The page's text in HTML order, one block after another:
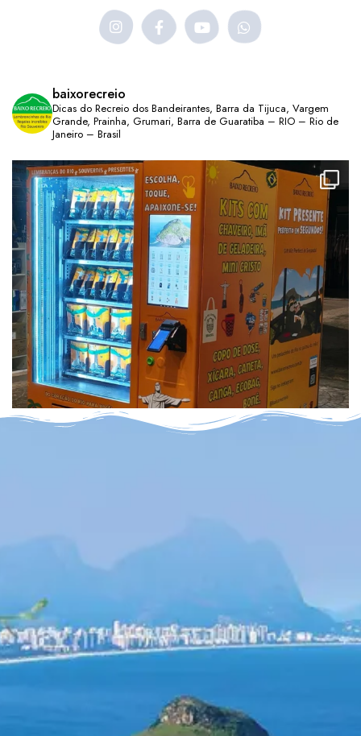
baixorecreio
Dicas do Recreio dos Bandeirantes, Barra da Tijuca, Vargem
Grande, Prainha, Grumari, Barra de Guaratiba – RIO – Rio de
Janeiro – Brasil